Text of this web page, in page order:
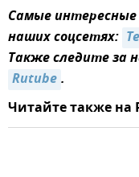
Самые
наших соцсетях:
Также следите за
Rutube.
Читайте также